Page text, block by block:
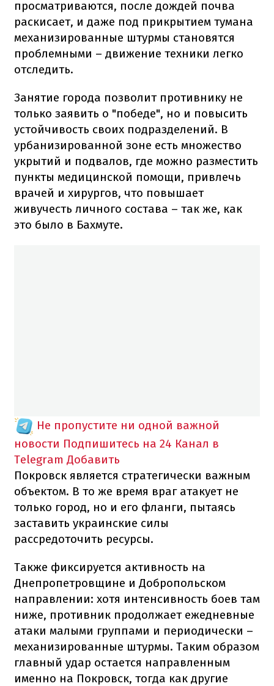
просматриваются, после дождей почва
раскисает, и даже под прикрытием тумана
механизированные штурмы становятся
проблемными – движение техники легко
отследить.
Занятие города позволит противнику не
только заявить о "победе", но и повысить
устойчивость своих подразделений. В
урбанизированной зоне есть множество
укрытий и подвалов, где можно разместить
пункты медицинской помощи, привлечь
врачей и хирургов, что повышает
живучесть личного состава – так же, как
это было в Бахмуте.
Не пропустите ни одной важной
новости Подпишитесь на 24 Канал в
Telegram Добавить
Покровск является стратегически важным
объектом. В то же время враг атакует не
только город, но и его фланги, пытаясь
заставить украинские силы
рассредоточить ресурсы.
Также фиксируется активность на
Днепропетровщине и Добропольском
направлении: хотя интенсивность боев там
ниже, противник продолжает ежедневные
атаки малыми группами и периодически –
механизированные штурмы. Таким образом
главный удар остается направленным
именно на Покровск, тогда как другие